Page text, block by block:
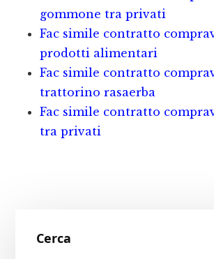
k
i
gommone tra privati
Fac simile contratto
prodotti alimentari
Fac simile contratto
trattorino rasaerba
Fac simile contratto
tra privati
Sidebar
Cerca